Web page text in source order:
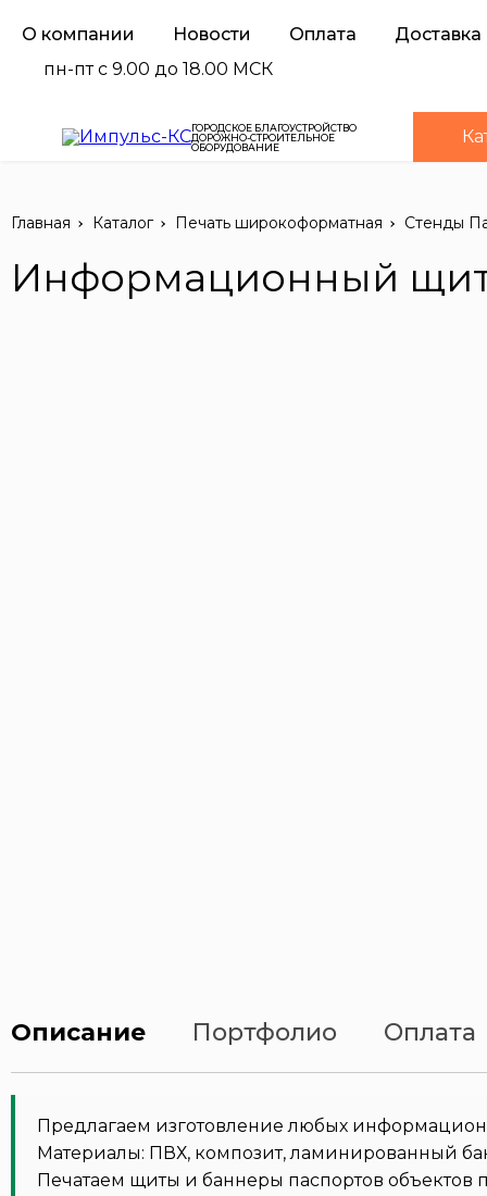
О компании Новости Оплата
Доставка
пн-пт с 9.00 до 18.00 МСК
ГОРОДСКОЕ БЛАГОУСТРОЙСТВО
ДОРОЖНО-СТРОИТЕЛЬНОЕ
ОБОРУДОВАНИЕ
Главная Каталог Печать широкоформатная Стенды
Информационный щит
Описание Портфолио Оплата
Предлагаем изготовление любых
Материалы: ПВХ, композит, ламинированный
Печатаем щиты и баннеры паспортов